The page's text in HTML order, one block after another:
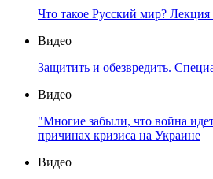
Что такое Русский мир? Лекция
Видео
Защитить и обезвредить.
Видео
"Многие забыли, что война
причинах кризиса на Украине
Видео